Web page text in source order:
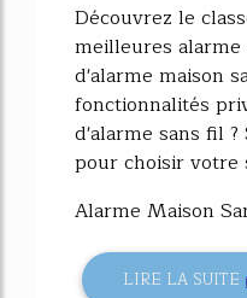
Découvrez le
meilleures alarme
d'alarme maison
fonctionnalités
d'alarme sans fil
pour choisir votre
Alarme Maison
LIRE LA SUITE